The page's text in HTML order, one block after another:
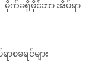
မိုက်ခရိုဖိုင်ဘာ အိပ်ရာ
ခရင်များ